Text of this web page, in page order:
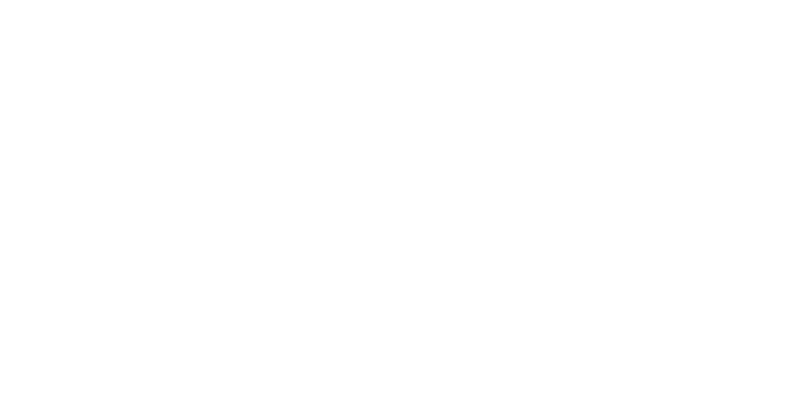
EKSPOR TERBARU 2026?
800 Lebih Konsesi Batu Bara, Benarkah DSI Aman Urus Ekspor Terbaru 2026?